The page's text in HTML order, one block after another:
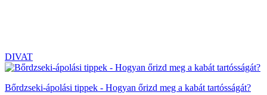
DIVAT
Bőrdzseki-ápolási tippek - Hogyan őrizd meg a kabát tartósságát?